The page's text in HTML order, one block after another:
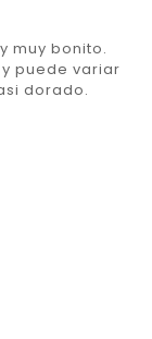
muy bonito.
puede variar
dorado.